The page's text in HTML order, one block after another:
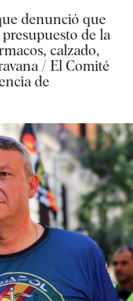
denunció que
de la
calzado,
/ El Comité
de